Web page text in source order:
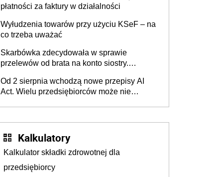
płatności za faktury w działalności
Wyłudzenia towarów przy użyciu KSeF – na
co trzeba uważać
Skarbówka zdecydowała w sprawie
przelewów od brata na konto siostry.
darowizna, ale podatku jednak nie będzie
Od 2 sierpnia wchodzą nowe przepisy AI
Act. Wielu przedsiębiorców może nie
Kalkulatory
Kalkulator składki zdrowotnej dla
przedsiębiorcy